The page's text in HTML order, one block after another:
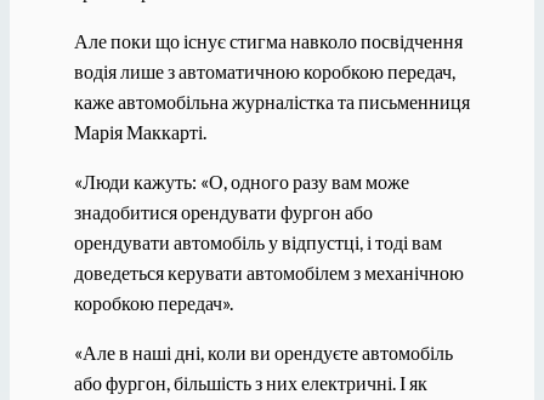
Але поки що існує стигма навколо посвідчення
водія лише з автоматичною коробкою передач,
каже автомобільна журналістка та письменниця
Марія Маккарті.
«Люди кажуть: «О, одного разу вам може
знадобитися орендувати фургон або
орендувати автомобіль у відпустці, і тоді вам
доведеться керувати автомобілем з механічною
коробкою передач».
«Але в наші дні, коли ви орендуєте автомобіль
або фургон, більшість з них електричні. І як